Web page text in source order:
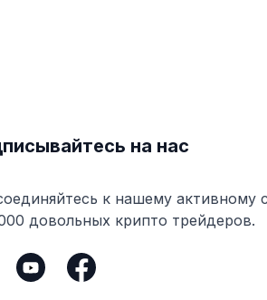
на нас
к нашему активному
довольных крипто трейдеров.